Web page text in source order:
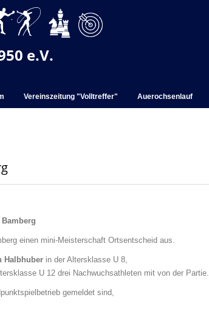
e.V.
Vereinszeitung "Volltreffer" Auerochsenlauf
einen mini-Meisterschaft Ortsentscheid aus.
Halbhuber in der Altersklasse U 8,
U 12 drei Nachwuchsathleten mit von der Partie.
gemeldet sind,